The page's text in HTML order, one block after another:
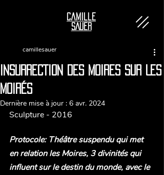
Camille
SAUER
INSURRECTION DES MOIRES SUR LES
MOIRÉS
camillesauer
Dernière mise à jour : 6 avr. 2024
Sculpture - 2016
Protocole: Théâtre suspendu qui met
en relation les Moires, 3 divinités qui
influent sur le destin du monde, avec le